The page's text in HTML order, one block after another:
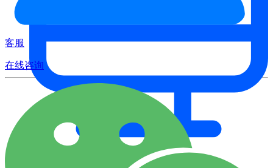
客服
在线咨询